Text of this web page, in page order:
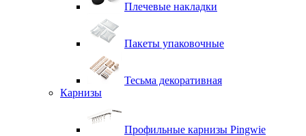
Плечевые накладки
Пакеты упаковочные
Тесьма декоративная
Карнизы
Профильные карнизы Pingwie